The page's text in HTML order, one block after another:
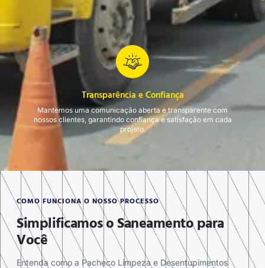
Transparência e Confiança
Mantemos uma comunicação aberta e transparente com
nossos clientes, garantindo confiança e satisfação em cada
projeto.
COMO FUNCIONA O NOSSO PROCESSO
Simplificamos o Saneamento para
Você
Entenda como a Pacheco Limpeza e Desentupimentos